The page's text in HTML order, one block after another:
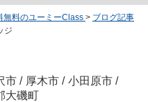
無料のユーミーClass > ブログ記事
ジ
市 / 厚木市 / 小田原市 /
大磯町